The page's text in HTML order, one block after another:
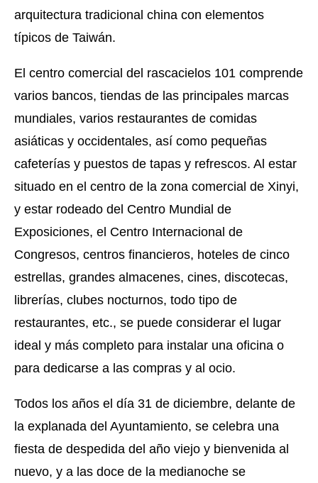
arquitectura tradicional china con elementos
típicos de Taiwán.
El centro comercial del rascacielos 101 comprende
varios bancos, tiendas de las principales marcas
mundiales, varios restaurantes de comidas
asiáticas y occidentales, así como pequeñas
cafeterías y puestos de tapas y refrescos. Al estar
situado en el centro de la zona comercial de Xinyi,
y estar rodeado del Centro Mundial de
Exposiciones, el Centro Internacional de
Congresos, centros financieros, hoteles de cinco
estrellas, grandes almacenes, cines, discotecas,
librerías, clubes nocturnos, todo tipo de
restaurantes, etc., se puede considerar el lugar
ideal y más completo para instalar una oficina o
para dedicarse a las compras y al ocio.
Todos los años el día 31 de diciembre, delante de
la explanada del Ayuntamiento, se celebra una
fiesta de despedida del año viejo y bienvenida al
nuevo, y a las doce de la medianoche se